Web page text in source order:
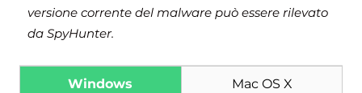
versione corrente del malware può essere rilevato
da SpyHunter.
Windows Mac OS X